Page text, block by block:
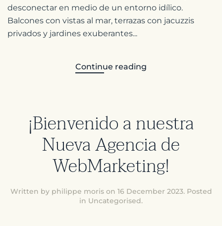
desconectar en medio de un entorno idílico.
Balcones con vistas al mar, terrazas con jacuzzis
privados y jardines exuberantes...
Continue reading
¡Bienvenido a nuestra
Nueva Agencia de
WebMarketing!
Written by philippe moris on 16 December 2023. Posted
in Uncategorised.